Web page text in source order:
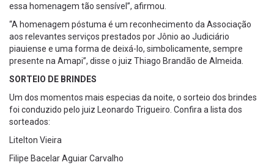
essa homenagem tão sensível”, afirmou.
“A homenagem póstuma é um reconhecimento da Associação
aos relevantes serviços prestados por Jônio ao Judiciário
piauiense e uma forma de deixá-lo, simbolicamente, sempre
presente na Amapi”, disse o juiz Thiago Brandão de Almeida.
SORTEIO DE BRINDES
Um dos momentos mais especias da noite, o sorteio dos brindes
foi conduzido pelo juiz Leonardo Trigueiro. Confira a lista dos
sorteados:
Litelton Vieira
Filipe Bacelar Aguiar Carvalho